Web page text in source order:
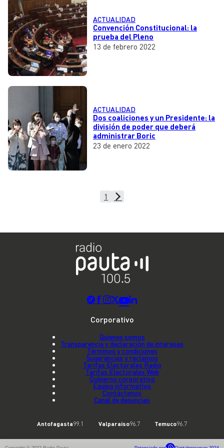
ACTUALIDAD
Convención Constitucional: la
prueba del Pleno
13 de febrero 2022
ACTUALIDAD
Dos coaliciones y un Presidente: la
división de poder que deberá
administrar Boric
23 de enero 2022
1
Corporativo
Quienes somos
Transparencia y declaración de intereses
Términos y condiciones
Sugerencias y reclamos
Tarifas Electorales Radio
Tarifas Electorales Web
Gobierno corporativo
Equipo informativo
Contáctenos
Canal de denuncias
Antofagasta99.1 Valparaíso96.7 Temuco96.7